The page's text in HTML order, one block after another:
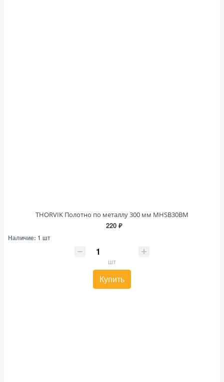
THORVIK Полотно по металлу 300 мм MHSB30BM
220 ₽
Наличие: 1 шт
шт
Купить